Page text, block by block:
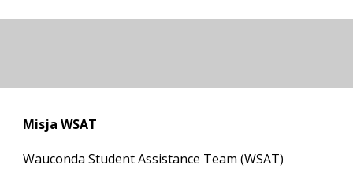
Misja WSAT
Wauconda Student Assistance Team (WSAT)